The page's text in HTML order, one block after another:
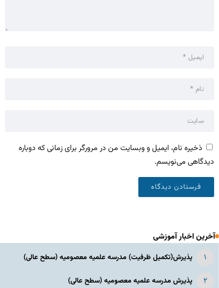
ذخیره نام، ایمیل و وبسایت من در مرورگر برای زمانی که دوباره
دیدگاهی می‌نویسم.
آخرین اخبار آموزشی
پذیرش(تکمیل ظرفیت) مدرسه علمیه معصومیه‌ (سطح عالی)
پذیرش مدرسه علمیه معصومیه‌ (سطح عالی)